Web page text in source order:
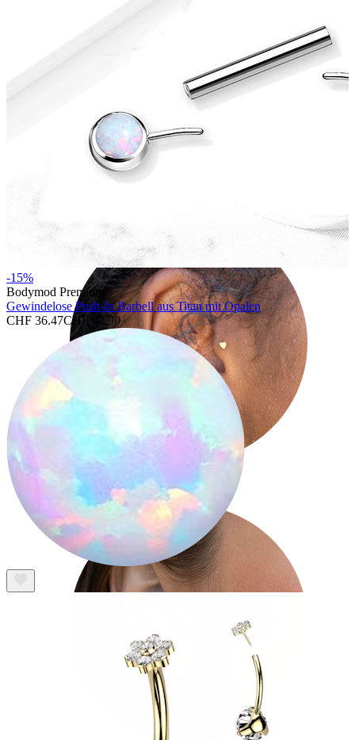
Tragus
-15%
Bodymod Premium
Gewindelose Push-In Barbell aus Titan mit Opalen
CHF 36.47CHF 42.90